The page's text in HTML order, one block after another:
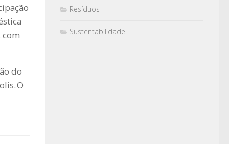
com
do
O
Resíduos
Sustentabilidade